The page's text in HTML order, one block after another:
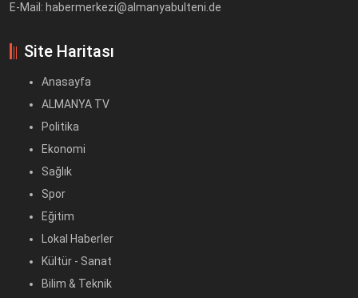
E-Mail: habermerkezi@almanyabulteni.de
Site Haritası
Anasayfa
ALMANYA TV
Politika
Ekonomi
Sağlık
Spor
Eğitim
Lokal Haberler
Kültür - Sanat
Bilim & Teknik